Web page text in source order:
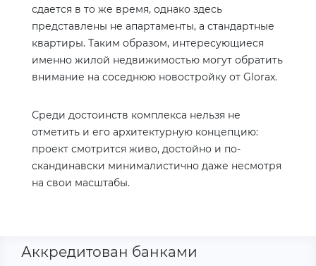
сдается в то же время, однако здесь
представлены не апартаменты, а стандартные
квартиры. Таким образом, интересующиеся
именно жилой недвижимостью могут обратить
внимание на соседнюю новостройку от Glorax.
Среди достоинств комплекса нельзя не
отметить и его архитектурную концепцию:
проект смотрится живо, достойно и по-
скандинавски минималистично даже несмотря
на свои масштабы.
Аккредитован банками